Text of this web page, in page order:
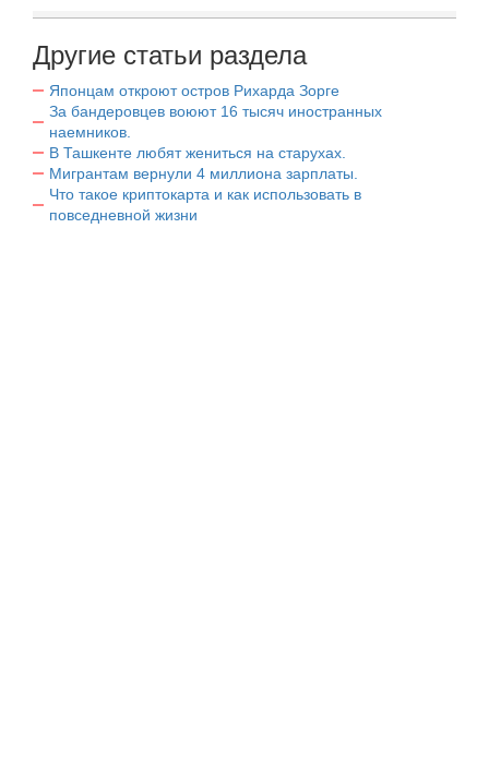
Другие статьи раздела
Японцам откроют остров Рихарда Зорге
За бандеровцев воюют 16 тысяч иностранных
наемников.
В Ташкенте любят жениться на старухах.
Мигрантам вернули 4 миллиона зарплаты.
Что такое криптокарта и как использовать в
повседневной жизни